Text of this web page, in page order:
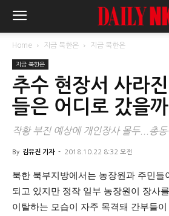
Home 지금 북한은 지금 북한은
지금 북한은
추수 현장서 사라
들은 어디로 갔을
작황 부진 예상에 개인장사 몰두...총
By 김유진 기자 - 2018.10.22 8:32 오전
북한 북부지방에서는 농장원과 주민들
되고 있지만 정작 일부 농장원이 장사
이탈하는 모습이 자주 목격돼 간부들